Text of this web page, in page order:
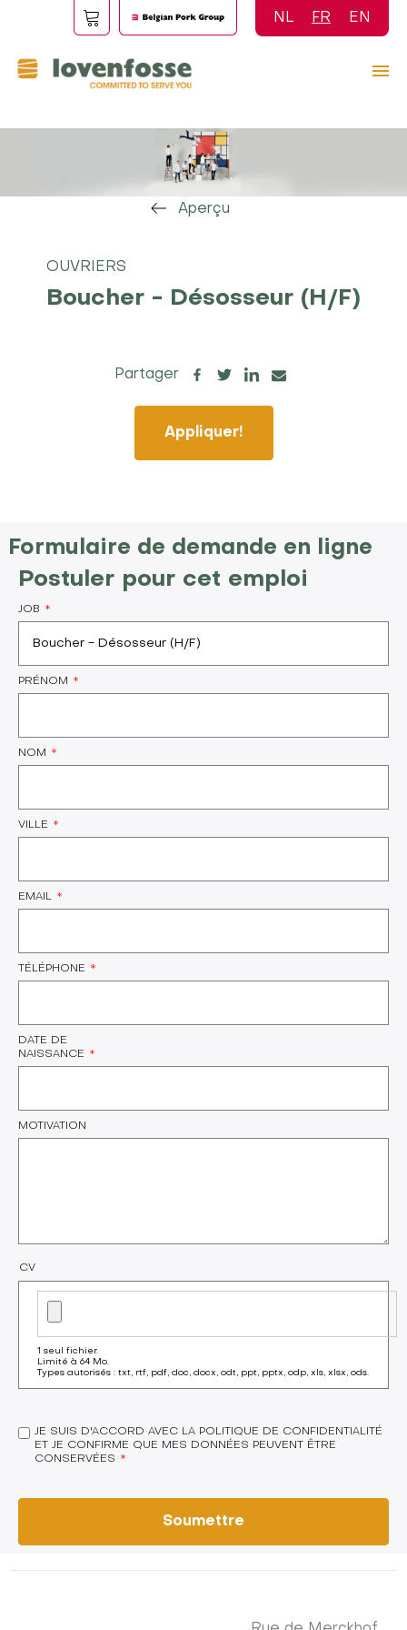
principal
NL FR EN
Aperçu
OUVRIERS
Boucher - Désosseur (H/F)
Partager
Appliquer!
Formulaire de demande en ligne
Postuler pour cet emploi
JOB
PRÉNOM
NOM
VILLE
EMAIL
TÉLÉPHONE
DATE DE
NAISSANCE
MOTIVATION
CV
1 seul fichier.
Limité à 64 Mo.
Types autorisés : txt, rtf, pdf, doc, docx, odt, ppt, pptx, odp, xls, xlsx, ods.
JE SUIS D'ACCORD AVEC LA POLITIQUE DE CONFIDENTIALITÉ
ET JE CONFIRME QUE MES DONNÉES PEUVENT ÊTRE
CONSERVÉES